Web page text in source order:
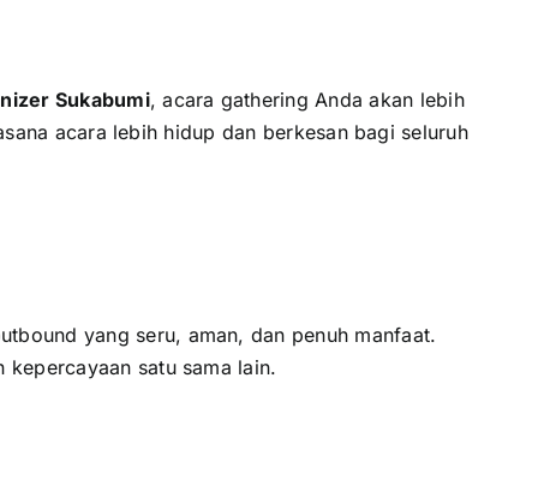
Sukabumi, acara gathering Anda akan lebih
acara lebih hidup dan berkesan bagi seluruh
yang seru, aman, dan penuh manfaat.
satu sama lain.